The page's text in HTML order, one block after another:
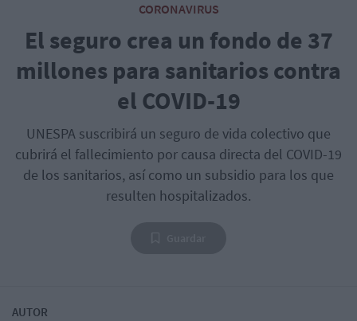
CORONAVIRUS
El seguro crea un fondo de 37
millones para sanitarios contra
el COVID-19
UNESPA suscribirá un seguro de vida colectivo que
cubrirá el fallecimiento por causa directa del COVID-19
de los sanitarios, así como un subsidio para los que
resulten hospitalizados.
AUTOR